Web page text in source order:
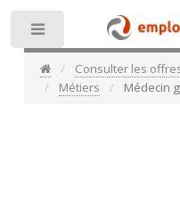
Consulter les
Métiers
Médecin
Toggle